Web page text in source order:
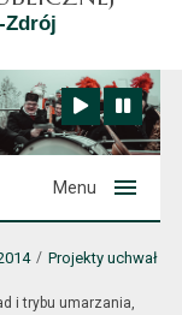
Zdrój
Menu
Projekty uchwał
i trybu umarzania,